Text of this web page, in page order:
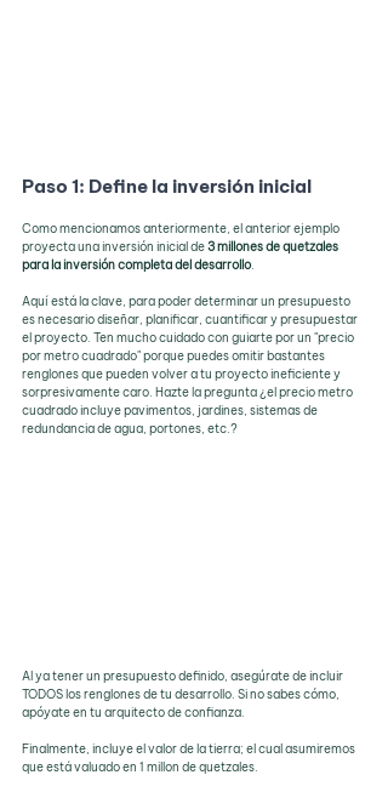
Paso 1: Define la inversión inicial
Como mencionamos anteriormente, el anterior ejemplo
proyecta una inversión inicial de 3 millones de quetzales
para la inversión completa del desarrollo.
Aquí está la clave, para poder determinar un presupuesto
es necesario diseñar, planificar, cuantificar y presupuestar
el proyecto. Ten mucho cuidado con guiarte por un "precio
por metro cuadrado" porque puedes omitir bastantes
renglones que pueden volver a tu proyecto ineficiente y
sorpresivamente caro. Hazte la pregunta ¿el precio metro
cuadrado incluye pavimentos, jardines, sistemas de
redundancia de agua, portones, etc.?
Al ya tener un presupuesto definido, asegúrate de incluir
TODOS los renglones de tu desarrollo. Si no sabes cómo,
apóyate en tu arquitecto de confianza.
Finalmente, incluye el valor de la tierra; el cual asumiremos
que está valuado en 1 millon de quetzales.